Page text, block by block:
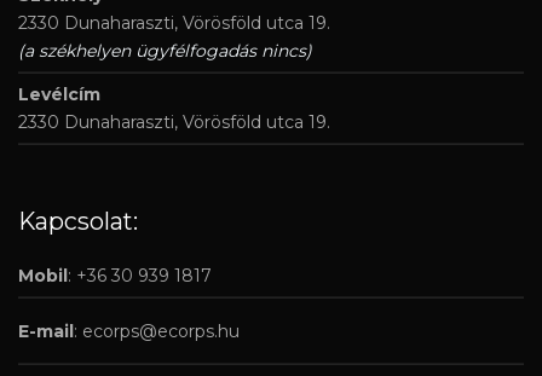
2330 Dunaharaszti, Vörösföld utca 19.
(a székhelyen ügyfélfogadás nincs)
Levélcím
2330 Dunaharaszti, Vörösföld utca 19.
Kapcsolat:
Mobil: +36 30 939 1817
E-mail: ecorps@ecorps.hu